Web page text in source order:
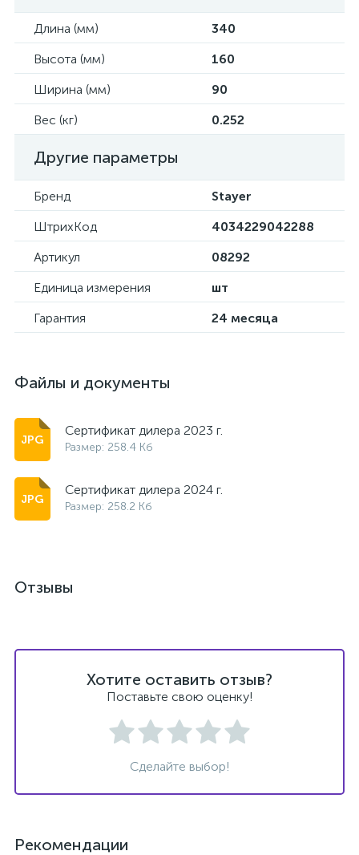
Длина (мм)
340
Высота (мм)
160
Ширина (мм)
90
Вес (кг)
0.252
Другие параметры
Бренд
Stayer
ШтрихКод
4034229042288
Артикул
08292
Единица измерения
шт
Гарантия
24 месяца
Файлы и документы
Сертификат дилера 2023 г.
Размер: 258.4 Кб
Сертификат дилера 2024 г.
Размер: 258.2 Кб
Отзывы
Хотите оставить отзыв?
Поставьте свою оценку!
Сделайте выбор!
Рекомендации